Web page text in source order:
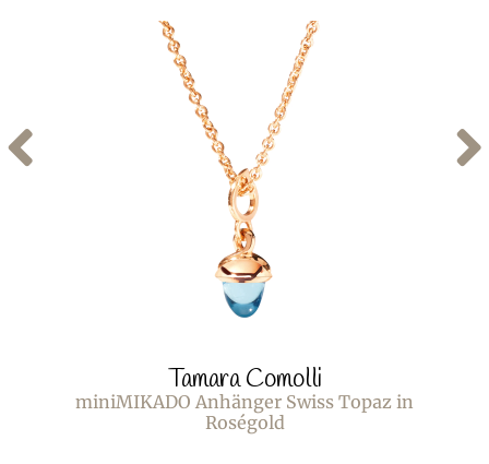
Tamara Comolli
miniMIKADO Anhänger Swiss Topaz in
Roségold